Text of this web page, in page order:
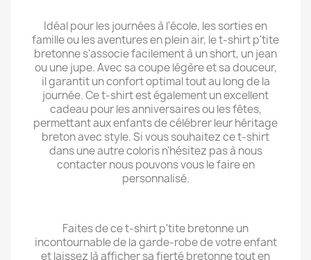
Idéal pour les journées à l'école, les sorties en
famille ou les aventures en plein air, le t-shirt p'tite
bretonne s'associe facilement à un short, un jean
ou une jupe. Avec sa coupe légère et sa douceur,
il garantit un confort optimal tout au long de la
journée. Ce t-shirt est également un excellent
cadeau pour les anniversaires ou les fêtes,
permettant aux enfants de célébrer leur héritage
breton avec style. Si vous souhaitez ce t-shirt
dans une autre coloris n'hésitez pas à nous
contacter nous pouvons vous le faire en
personnalisé.
Faites de ce t-shirt p'tite bretonne un
incontournable de la garde-robe de votre enfant
et laissez là afficher sa fierté bretonne tout en